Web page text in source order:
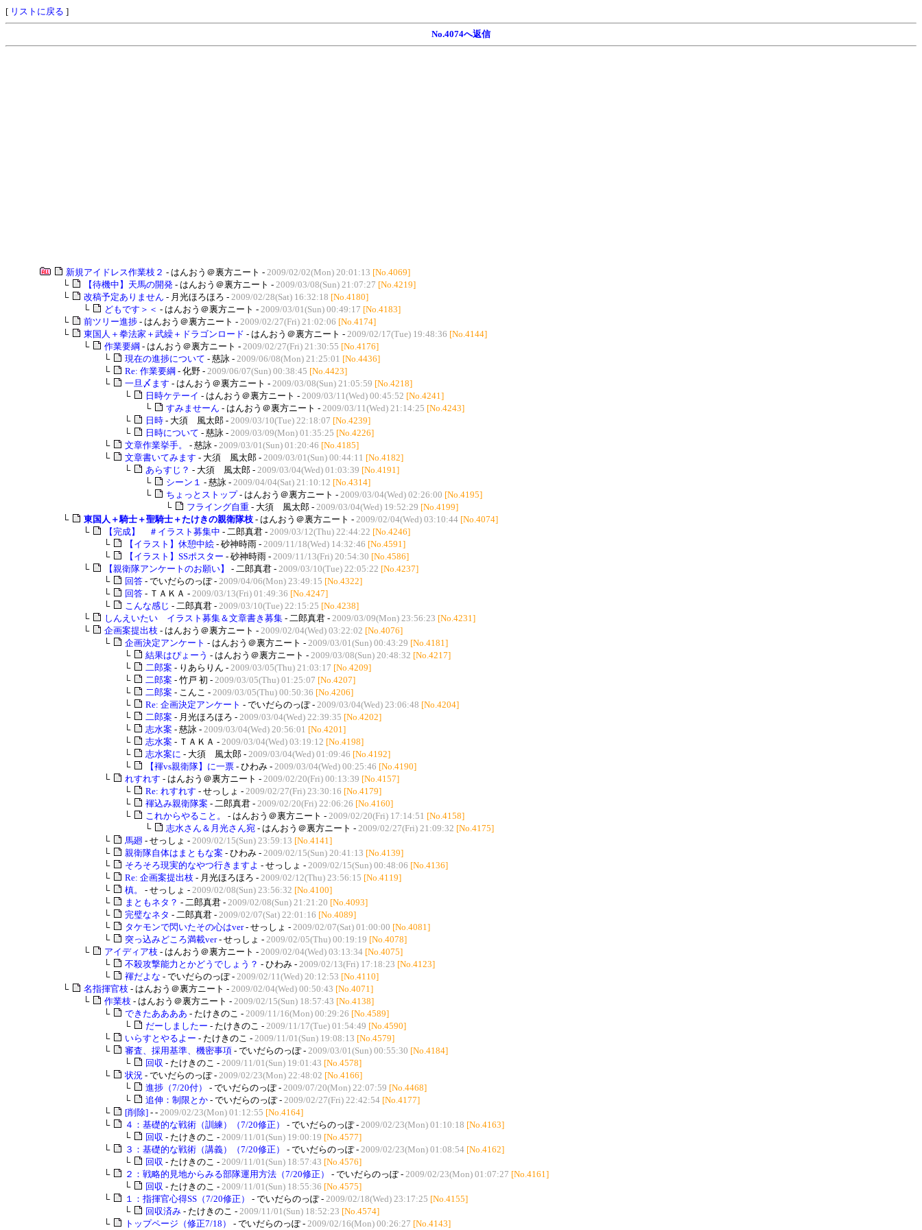
[ リストに戻る ]
No.4074へ返信
新規アイドレス作業枝２ - はんおう＠裏方ニート - 2009/02/02(Mon) 20:01:13 [No.4069]
└
【待機中】天馬の開発 - はんおう＠裏方ニート - 2009/03/08(Sun) 21:07:27 [No.4219]
└
改稿予定ありません - 月光ほろほろ - 2009/02/28(Sat) 16:32:18 [No.4180]
└
どもです＞＜ - はんおう＠裏方ニート - 2009/03/01(Sun) 00:49:17 [No.4183]
└
前ツリー進捗 - はんおう＠裏方ニート - 2009/02/27(Fri) 21:02:06 [No.4174]
└
東国人＋拳法家＋武繰＋ドラゴンロード - はんおう＠裏方ニート - 2009/02/17(Tue) 19:48:36 [No.4144]
└
作業要綱 - はんおう＠裏方ニート - 2009/02/27(Fri) 21:30:55 [No.4176]
└
現在の進捗について - 慈詠 - 2009/06/08(Mon) 21:25:01 [No.4436]
└
Re: 作業要綱 - 化野 - 2009/06/07(Sun) 00:38:45 [No.4423]
└
一旦〆ます - はんおう＠裏方ニート - 2009/03/08(Sun) 21:05:59 [No.4218]
└
日時ケテーイ - はんおう＠裏方ニート - 2009/03/11(Wed) 00:45:52 [No.4241]
└
すみませーん - はんおう＠裏方ニート - 2009/03/11(Wed) 21:14:25 [No.4243]
└
日時 - 大須 風太郎 - 2009/03/10(Tue) 22:18:07 [No.4239]
└
日時について - 慈詠 - 2009/03/09(Mon) 01:35:25 [No.4226]
└
文章作業挙手。 - 慈詠 - 2009/03/01(Sun) 01:20:46 [No.4185]
└
文章書いてみます - 大須 風太郎 - 2009/03/01(Sun) 00:44:11 [No.4182]
└
あらすじ？ - 大須 風太郎 - 2009/03/04(Wed) 01:03:39 [No.4191]
└
シーン１ - 慈詠 - 2009/04/04(Sat) 21:10:12 [No.4314]
└
ちょっとストップ- はんおう＠裏方ニート - 2009/03/04(Wed) 02:26:00 [No.4195]
└
フライング自重 - 大須 風太郎 - 2009/03/04(Wed) 19:52:29 [No.4199]
└
東国人＋騎士＋聖騎士＋たけきの親衛隊枝 - はんおう＠裏方ニート - 2009/02/04(Wed) 03:10:44 [No.4074]
└
【完成】 ＃イラスト募集中 - 二郎真君 - 2009/03/12(Thu) 22:44:22 [No.4246]
└
【イラスト】休憩中絵 - 砂神時雨 - 2009/11/18(Wed) 14:32:46 [No.4591]
└
【イラスト】SSポスター - 砂神時雨 - 2009/11/13(Fri) 20:54:30 [No.4586]
└
【親衛隊アンケートのお願い】 - 二郎真君 - 2009/03/10(Tue) 22:05:22 [No.4237]
└
回答 - でいだらのっぽ - 2009/04/06(Mon) 23:49:15 [No.4322]
└
回答 - ＴＡＫＡ - 2009/03/13(Fri) 01:49:36 [No.4247]
└
こんな感じ - 二郎真君 - 2009/03/10(Tue) 22:15:25 [No.4238]
└
しんえいたい イラスト募集＆文章書き募集 - 二郎真君 - 2009/03/09(Mon) 23:56:23 [No.4231]
└
企画案提出枝 - はんおう＠裏方ニート - 2009/02/04(Wed) 03:22:02 [No.4076]
└
企画決定アンケート - はんおう＠裏方ニート - 2009/03/01(Sun) 00:43:29 [No.4181]
└
結果はぴょーう - はんおう＠裏方ニート - 2009/03/08(Sun) 20:48:32 [No.4217]
└
二郎案 - りあらりん - 2009/03/05(Thu) 21:03:17 [No.4209]
└
二郎案 - 竹戸 初 - 2009/03/05(Thu) 01:25:07 [No.4207]
└
二郎案 - こんこ - 2009/03/05(Thu) 00:50:36 [No.4206]
└
Re: 企画決定アンケート - でいだらのっぽ - 2009/03/04(Wed) 23:06:48 [No.4204]
└
二郎案 - 月光ほろほろ - 2009/03/04(Wed) 22:39:35 [No.4202]
└
志水案 - 慈詠 - 2009/03/04(Wed) 20:56:01 [No.4201]
└
志水案 - ＴＡＫＡ - 2009/03/04(Wed) 03:19:12 [No.4198]
└
志水案に - 大須 風太郎 - 2009/03/04(Wed) 01:09:46 [No.4192]
└
【褌vs親衛隊】に一票 - ひわみ - 2009/03/04(Wed) 00:25:46 [No.4190]
└
れすれす - はんおう＠裏方ニート - 2009/02/20(Fri) 00:13:39 [No.4157]
└
Re: れすれす - せっしょ - 2009/02/27(Fri) 23:30:16 [No.4179]
└
褌込み親衛隊案 - 二郎真君 - 2009/02/20(Fri) 22:06:26 [No.4160]
└
これからやること。 - はんおう＠裏方ニート - 2009/02/20(Fri) 17:14:51 [No.4158]
└
志水さん＆月光さん宛 - はんおう＠裏方ニート - 2009/02/27(Fri) 21:09:32 [No.4175]
└
馬廻 - せっしょ - 2009/02/15(Sun) 23:59:13 [No.4141]
└
親衛隊自体はまともな案 - ひわみ - 2009/02/15(Sun) 20:41:13 [No.4139]
└
そろそろ現実的なやつ行きますよ - せっしょ - 2009/02/15(Sun) 00:48:06 [No.4136]
└
Re: 企画案提出枝 - 月光ほろほろ - 2009/02/12(Thu) 23:56:15 [No.4119]
└
槙。 - せっしょ - 2009/02/08(Sun) 23:56:32 [No.4100]
└
まともネタ？ - 二郎真君 - 2009/02/08(Sun) 21:21:20 [No.4093]
└
完璧なネタ - 二郎真君 - 2009/02/07(Sat) 22:01:16 [No.4089]
└
タケモンで閃いたその心はver- せっしょ - 2009/02/07(Sat) 01:00:00 [No.4081]
└
突っ込みどころ満載ver- せっしょ - 2009/02/05(Thu) 00:19:19 [No.4078]
└
アイディア枝 - はんおう＠裏方ニート - 2009/02/04(Wed) 03:13:34 [No.4075]
└
不殺攻撃能力とかどうでしょう？ - ひわみ - 2009/02/13(Fri) 17:18:23 [No.4123]
└
褌だよな - でいだらのっぽ - 2009/02/11(Wed) 20:12:53 [No.4110]
└
名指揮官枝 - はんおう＠裏方ニート - 2009/02/04(Wed) 00:50:43 [No.4071]
└
作業枝 - はんおう＠裏方ニート - 2009/02/15(Sun) 18:57:43 [No.4138]
└
できたああああ - たけきのこ - 2009/11/16(Mon) 00:29:26 [No.4589]
└
だーしましたー - たけきのこ - 2009/11/17(Tue) 01:54:49 [No.4590]
└
いらすとやるよー - たけきのこ - 2009/11/01(Sun) 19:08:13 [No.4579]
└
審査、採用基準、機密事項 - でいだらのっぽ - 2009/03/01(Sun) 00:55:30 [No.4184]
└
回収 - たけきのこ - 2009/11/01(Sun) 19:01:43 [No.4578]
└
状況 - でいだらのっぽ - 2009/02/23(Mon) 22:48:02 [No.4166]
└
進捗（7/20付） - でいだらのっぽ - 2009/07/20(Mon) 22:07:59 [No.4468]
└
追伸：制限とか - でいだらのっぽ - 2009/02/27(Fri) 22:42:54 [No.4177]
└
[削除] - - 2009/02/23(Mon) 01:12:55 [No.4164]
└
４：基礎的な戦術（訓練）（7/20修正） - でいだらのっぽ - 2009/02/23(Mon) 01:10:18 [No.4163]
└
回収 - たけきのこ - 2009/11/01(Sun) 19:00:19 [No.4577]
└
３：基礎的な戦術（講義）（7/20修正） - でいだらのっぽ - 2009/02/23(Mon) 01:08:54 [No.4162]
└
回収 - たけきのこ - 2009/11/01(Sun) 18:57:43 [No.4576]
└
２：戦略的見地からみる部隊運用方法（7/20修正） - でいだらのっぽ - 2009/02/23(Mon) 01:07:27 [No.4161]
└
回収 - たけきのこ - 2009/11/01(Sun) 18:55:36 [No.4575]
└
１：指揮官心得SS（7/20修正） - でいだらのっぽ - 2009/02/18(Wed) 23:17:25 [No.4155]
└
回収済み - たけきのこ - 2009/11/01(Sun) 18:52:23 [No.4574]
└
トップページ（修正7/18） - でいだらのっぽ - 2009/02/16(Mon) 00:26:27 [No.4143]